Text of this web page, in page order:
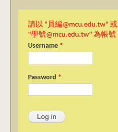
請以 "員編@mcu.edu.tw" 或
"學號@mcu.edu.tw" 為帳號
Username *
Password *